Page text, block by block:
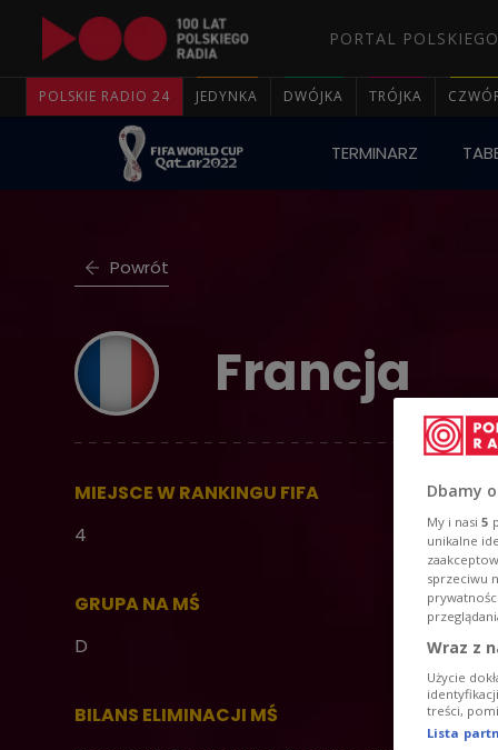
PORTAL
POLSKIE RADIO 24 JEDYNKA DWÓJKA TRÓJKA
TERMINARZ
Powrót
Francja
MIEJSCE W RANKINGU FIFA
4
GRUPA NA MŚ
D
BILANS ELIMINACJI MŚ
Dbamy
My i nasi 5
unikalne
sprzeciwu
Wraz z
Użycie
treści,
Lista